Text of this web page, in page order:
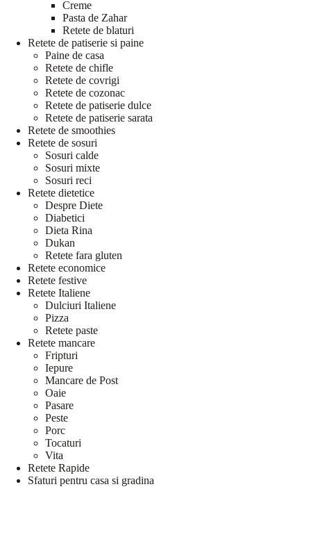
Creme
Pasta de Zahar
Retete de blaturi
Retete de patiserie si paine
Paine de casa
Retete de chifle
Retete de covrigi
Retete de cozonac
Retete de patiserie dulce
Retete de patiserie sarata
Retete de smoothies
Retete de sosuri
Sosuri calde
Sosuri mixte
Sosuri reci
Retete dietetice
Despre Diete
Diabetici
Dieta Rina
Dukan
Retete fara gluten
Retete economice
Retete festive
Retete Italiene
Dulciuri Italiene
Pizza
Retete paste
Retete mancare
Fripturi
Iepure
Mancare de Post
Oaie
Pasare
Peste
Porc
Tocaturi
Vita
Retete Rapide
Sfaturi pentru casa si gradina